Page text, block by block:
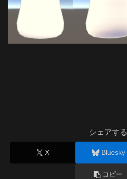
シェアする
X Bluesky
コピー